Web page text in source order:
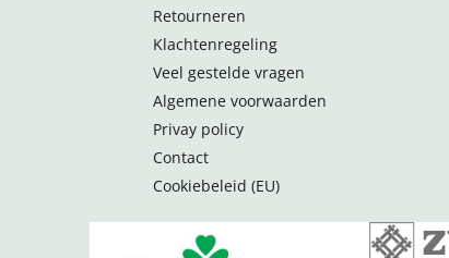
Retourneren
Klachtenregeling
Veel gestelde vragen
Algemene voorwaarden
Privay policy
Contact
Cookiebeleid (EU)